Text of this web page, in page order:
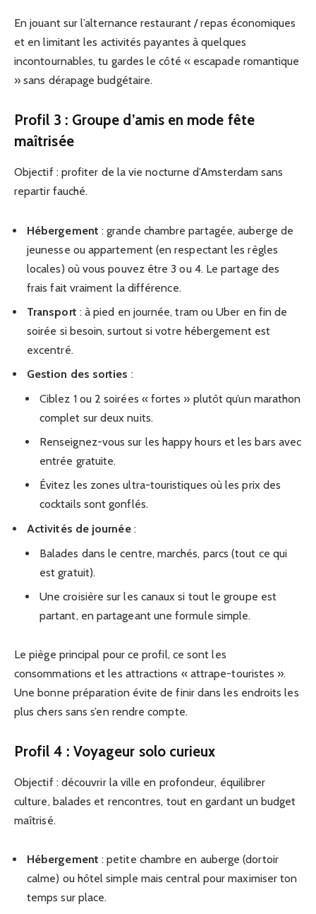
En jouant sur l’alternance restaurant / repas économiques
et en limitant les activités payantes à quelques
incontournables, tu gardes le côté « escapade romantique
» sans dérapage budgétaire.
Profil 3 : Groupe d’amis en mode fête
maîtrisée
Objectif : profiter de la vie nocturne d’Amsterdam sans
repartir fauché.
Hébergement : grande chambre partagée, auberge de
jeunesse ou appartement (en respectant les règles
locales) où vous pouvez être 3 ou 4. Le partage des
frais fait vraiment la différence.
Transport : à pied en journée, tram ou Uber en fin de
soirée si besoin, surtout si votre hébergement est
excentré.
Gestion des sorties :
Ciblez 1 ou 2 soirées « fortes » plutôt qu’un marathon
complet sur deux nuits.
Renseignez-vous sur les happy hours et les bars avec
entrée gratuite.
Évitez les zones ultra-touristiques où les prix des
cocktails sont gonflés.
Activités de journée:
Balades dans le centre, marchés, parcs (tout ce qui
est gratuit).
Une croisière sur les canaux si tout le groupe est
partant, en partageant une formule simple.
Le piège principal pour ce profil, ce sont les
consommations et les attractions « attrape-touristes ».
Une bonne préparation évite de finir dans les endroits les
plus chers sans s’en rendre compte.
Profil 4 : Voyageur solo curieux
Objectif : découvrir la ville en profondeur, équilibrer
culture, balades et rencontres, tout en gardant un budget
maîtrisé.
Hébergement : petite chambre en auberge (dortoir
calme) ou hôtel simple mais central pour maximiser ton
temps sur place.